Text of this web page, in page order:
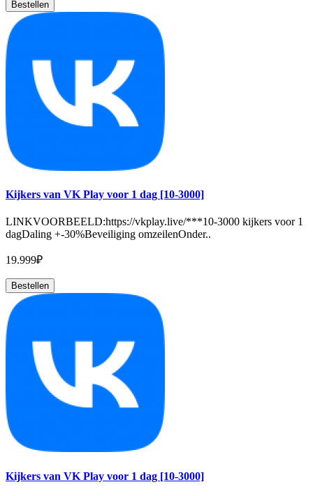
Bestellen
Kijkers van VK Play voor 1 dag [10-3000]
LINKVOORBEELD:https://vkplay.live/***10-3000 kijkers voor 1
dagDaling +-30%Beveiliging omzeilenOnder..
19.999₽
Bestellen
Kijkers van VK Play voor 1 dag [10-3000]